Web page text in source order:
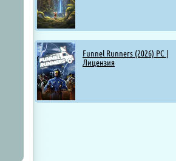
Funnel Runners (2026) PC |
Лицензия